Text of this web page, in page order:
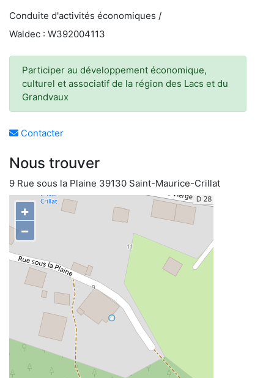
Conduite d'activités économiques /
Waldec : W392004113
Participer au développement économique,
culturel et associatif de la région des Lacs et du
Grandvaux
Contacter
Nous trouver
9 Rue sous la Plaine 39130 Saint-Maurice-Crillat
+
−